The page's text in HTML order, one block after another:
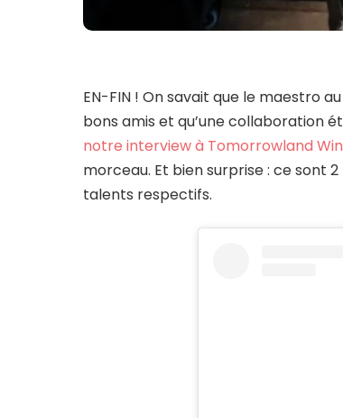
EN-FIN ! On savait que le maestro
bons amis et qu’une collaboration
notre interview à Tomorrowland
morceau. Et bien surprise : ce sont
talents respectifs.